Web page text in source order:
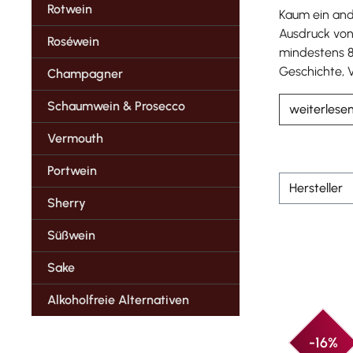
Rotwein
Roséwein
Champagner
Schaumwein & Prosecco
Vermouth
Portwein
Sherry
Süßwein
Sake
Alkoholfreie Alternativen
Kaum ein
Ausdruck
mindestens
Geschichte,
weiterlesen
Hersteller
-16%